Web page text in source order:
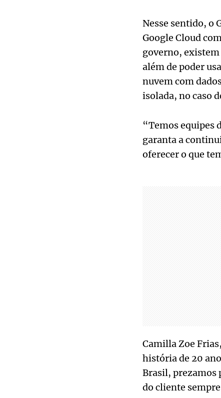
Nesse sentido, o
Google Cloud
governo, existem
além de poder
nuvem com
isolada, no caso
“Temos equipes
garanta a
oferecer o que
Camilla Zoe
história de 20
Brasil, prezamos
do cliente